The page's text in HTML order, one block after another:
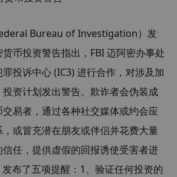
Bureau of Investigation）发
币投资警告指出，FBI 迈阿密办事处
投诉中心 (IC3) 进行合作，对涉及加
资计划发出警告。欺诈者会伪装成
易者，通过各种社交媒体或约会应
或冒充潜在朋友或伴侣并花费大量
任，提供虚假的回报诱使受害者进
布了五项提醒：1、验证任何投资的